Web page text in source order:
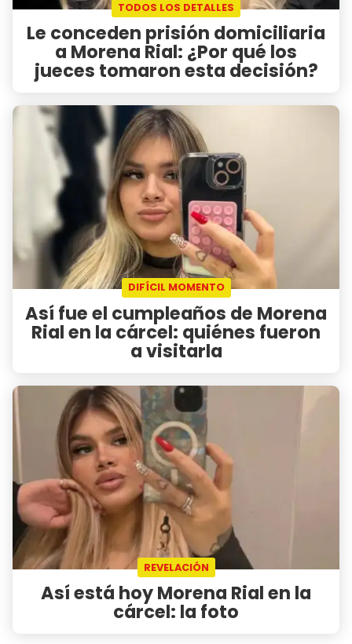
TODOS LOS DETALLES
Le conceden prisión domiciliaria
a Morena Rial: ¿Por qué los
jueces tomaron esta decisión?
DIFÍCIL MOMENTO
Así fue el cumpleaños de Morena
Rial en la cárcel: quiénes fueron
a visitarla
REVELACIÓN
Así está hoy Morena Rial en la
cárcel: la foto